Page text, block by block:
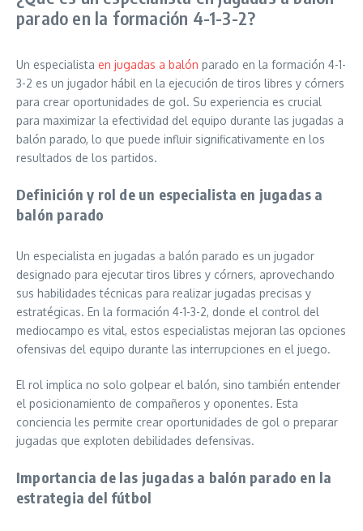
parado en la formación 4-1-3-2?
Un especialista en jugadas a balón parado en la formación 4-1-
3-2 es un jugador hábil en la ejecución de tiros libres y córners
para crear oportunidades de gol. Su experiencia es crucial
para maximizar la efectividad del equipo durante las jugadas a
balón parado, lo que puede influir significativamente en los
resultados de los partidos.
Definición y rol de un especialista en jugadas a
balón parado
Un especialista en jugadas a balón parado es un jugador
designado para ejecutar tiros libres y córners, aprovechando
sus habilidades técnicas para realizar jugadas precisas y
estratégicas. En la formación 4-1-3-2, donde el control del
mediocampo es vital, estos especialistas mejoran las opciones
ofensivas del equipo durante las interrupciones en el juego.
El rol implica no solo golpear el balón, sino también entender
el posicionamiento de compañeros y oponentes. Esta
conciencia les permite crear oportunidades de gol o preparar
jugadas que exploten debilidades defensivas.
Importancia de las jugadas a balón parado en la
estrategia del fútbol